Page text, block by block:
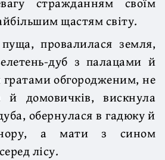
щастям світу.
провалилася земля,
дуб з палацами й
обгородженим, не
й домовичків, вискнула
обернулася в гадюку й
а мати з сином
лісу.